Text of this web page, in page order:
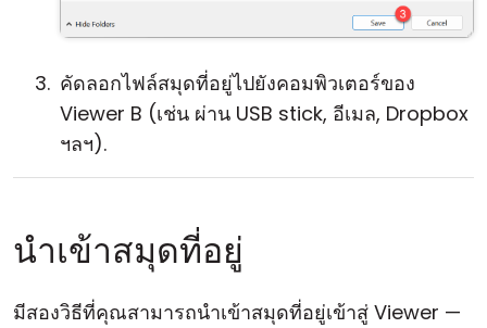
คัดลอกไฟล์สมุดที่อยู่ไปยังคอมพิวเตอร์ของ
Viewer B (เช่น ผ่าน USB stick, อีเมล, Dropbox
ฯลฯ).
นำเข้าสมุดที่อยู่
มีสองวิธีที่คุณสามารถนำเข้าสมุดที่อยู่เข้าสู่ Viewer —